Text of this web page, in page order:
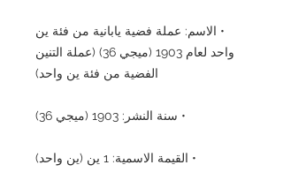
• الاسم: عملة فضية يابانية من فئة ين
واحد لعام 1903 (ميجي 36) (عملة التنين
الفضية من فئة ين واحد)
• سنة النشر: 1903 (ميجي 36)
• القيمة الاسمية: 1 ين (ين واحد)